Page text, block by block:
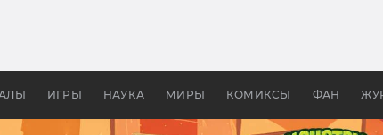
ИГРЫ НАУКА МИРЫ КОМИКСЫ ФАН
бы «Властелина колец»